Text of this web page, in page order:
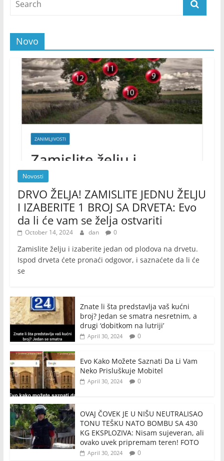
Novo
Novosti
DRVO ŽELJA! ZAMISLITE JEDNU ŽELJU
I IZABERITE 1 BROJ SA DRVETA: Evo
da li će vam se želja ostvariti
October 14, 2024 dan 0
Zamislite želju i izaberite jedan od plodova na drvetu.
Ispod drveta ćete pronaći odgovor, i saznaćete da li će
se
Znate li šta predstavlja vaš kućni
broj? Jedan se smatra nesretnim, a
drugi ‘dobitkom na lutriji’
April 30, 2024 0
Evo Kako Možete Saznati Da Li Vam
Neko Prisluškuje Mobitel
April 30, 2024 0
OVAJ ČOVEK JE U NIŠU NEUTRALISAO
TONU TEŠKU NATO BOMBU SA 430
KG EKSPLOZIVA: Nisam sujeveran, ali
ovako uvek pripremam teren! FOTO
April 30, 2024 0